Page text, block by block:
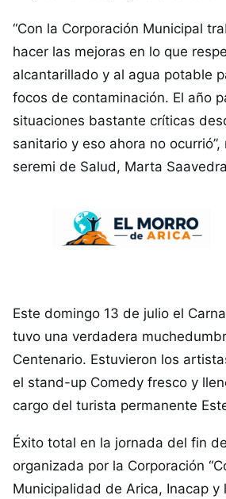
“Con la Corporación Municipal
hacer las mejoras en lo que
alcantarillado y al agua potable
focos de contaminación. El año
situaciones bastante críticas
sanitario y eso ahora no
seremi de Salud, Marta
Este domingo 13 de julio el
tuvo una verdadera
Centenario. Estuvieron los
el stand-up Comedy fresco y
cargo del turista permanente
Éxito total en la jornada del fin
organizada por la Corporación
Municipalidad de Arica, Inacap y